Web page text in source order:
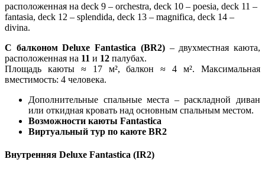
расположенная на deck 9 – orchestra, deck 10 – poesia, deck 11 –
fantasia, deck 12 – splendida, deck 13 – magnifica, deck 14 –
divina.
С балконом Deluxe Fantastica (BR2) – двухместная каюта,
расположенная на 11 и 12 палубах.
Площадь каюты ≈ 17 м², балкон ≈ 4 м². Максимальная
вместимость: 4 человека.
Дополнительные спальные места – раскладной диван
или откидная кровать над основным спальным местом.
Возможности каюты Fantastica
Виртуальный тур по каюте BR2
Внутренняя Deluxe Fantastica (IR2)